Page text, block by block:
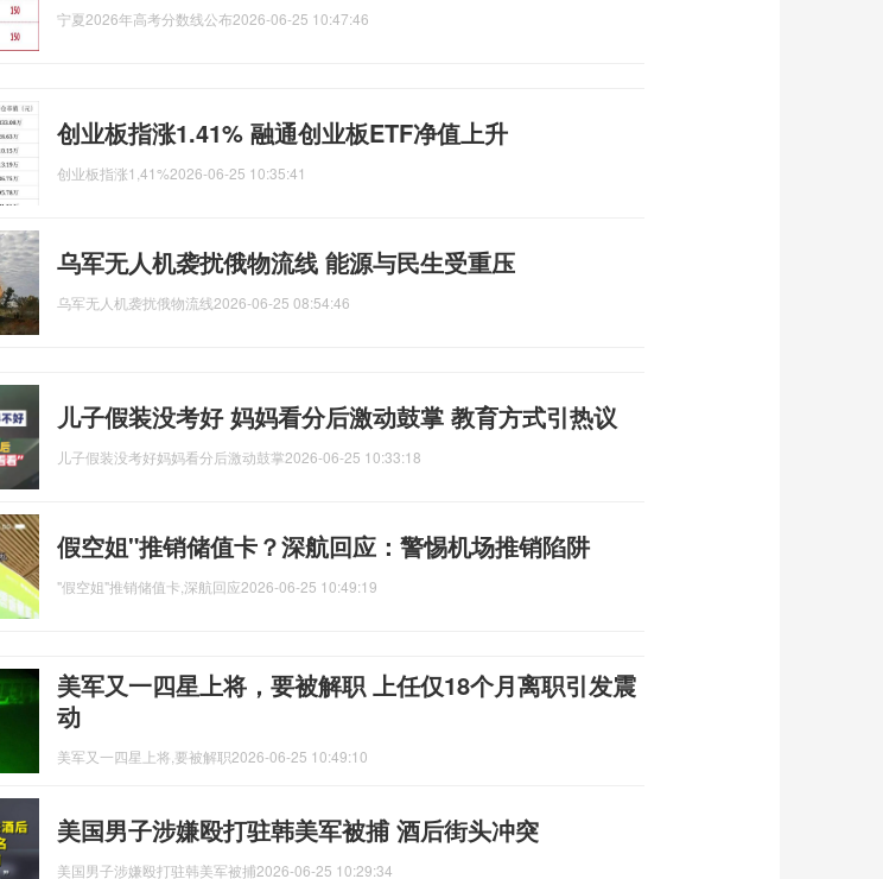
宁夏2026年高考分数线公布2026-06-25 10:47:46
创业板指涨1.41% 融通创业板ETF净值上升
创业板指涨1,41%2026-06-25 10:35:41
乌军无人机袭扰俄物流线 能源与民生受重压
乌军无人机袭扰俄物流线2026-06-25 08:54:46
儿子假装没考好 妈妈看分后激动鼓掌 教育方式引热议
儿子假装没考好妈妈看分后激动鼓掌2026-06-25 10:33:18
假空姐"推销储值卡？深航回应：警惕机场推销陷阱
"假空姐"推销储值卡,深航回应2026-06-25 10:49:19
美军又一四星上将，要被解职 上任仅18个月离职引发震
动
美军又一四星上将,要被解职2026-06-25 10:49:10
美国男子涉嫌殴打驻韩美军被捕 酒后街头冲突
美国男子涉嫌殴打驻韩美军被捕2026-06-25 10:29:34